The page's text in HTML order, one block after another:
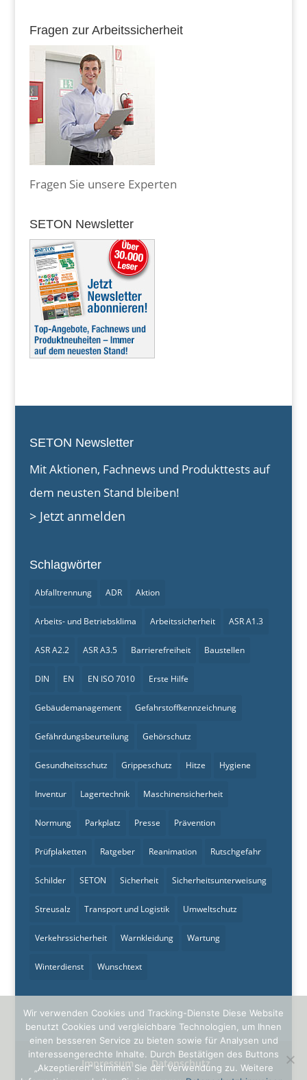
Fragen zur Arbeitssicherheit
Fragen Sie unsere Experten
SETON Newsletter
SETON Newsletter
Mit Aktionen, Fachnews und Produkttests auf
dem neusten Stand bleiben!
> Jetzt anmelden
Schlagwörter
Abfalltrennung ADR Aktion
Arbeits- und Betriebsklima Arbeitssicherheit ASR A1.3
ASR A2.2 ASR A3.5 Barrierefreiheit Baustellen
DIN EN EN ISO 7010 Erste Hilfe
Gebäudemanagement Gefahrstoffkennzeichnung
Gefährdungsbeurteilung Gehörschutz
Gesundheitsschutz Grippeschutz Hitze Hygiene
Inventur Lagertechnik Maschinensicherheit
Normung Parkplatz Presse Prävention
Prüfplaketten Ratgeber Reanimation Rutschgefahr
Schilder SETON Sicherheit Sicherheitsunterweisung
Streusalz Transport und Logistik Umweltschutz
Verkehrssicherheit Warnkleidung Wartung
Winterdienst Wunschtext
Impressum Datenschutz
Wir verwenden Cookies und Tracking-Dienste Diese Website
benutzt Cookies und vergleichbare Technologien, um Ihnen
einen besseren Service zu bieten sowie für Analysen und
interessengerechte Inhalte. Durch Bestätigen des Buttons
„Akzeptieren“ stimmen Sie der Verwendung zu. Weitere